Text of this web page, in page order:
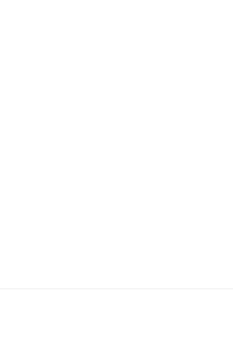
บันเพื่อการยุติธรรมแห่งประเทศไทย (